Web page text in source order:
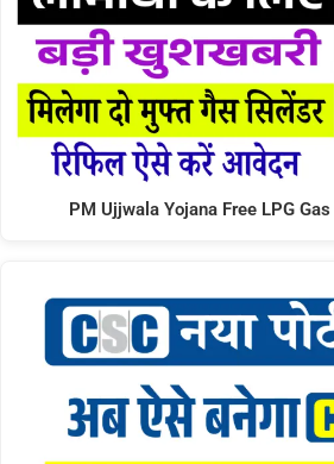
PM Ujjwala Yojana Free LPG